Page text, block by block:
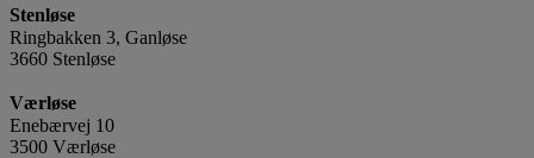
Stenløse
Ringbakken 3, Ganløse
3660 Stenløse
Værløse
Enebærvej 10
3500 Værløse